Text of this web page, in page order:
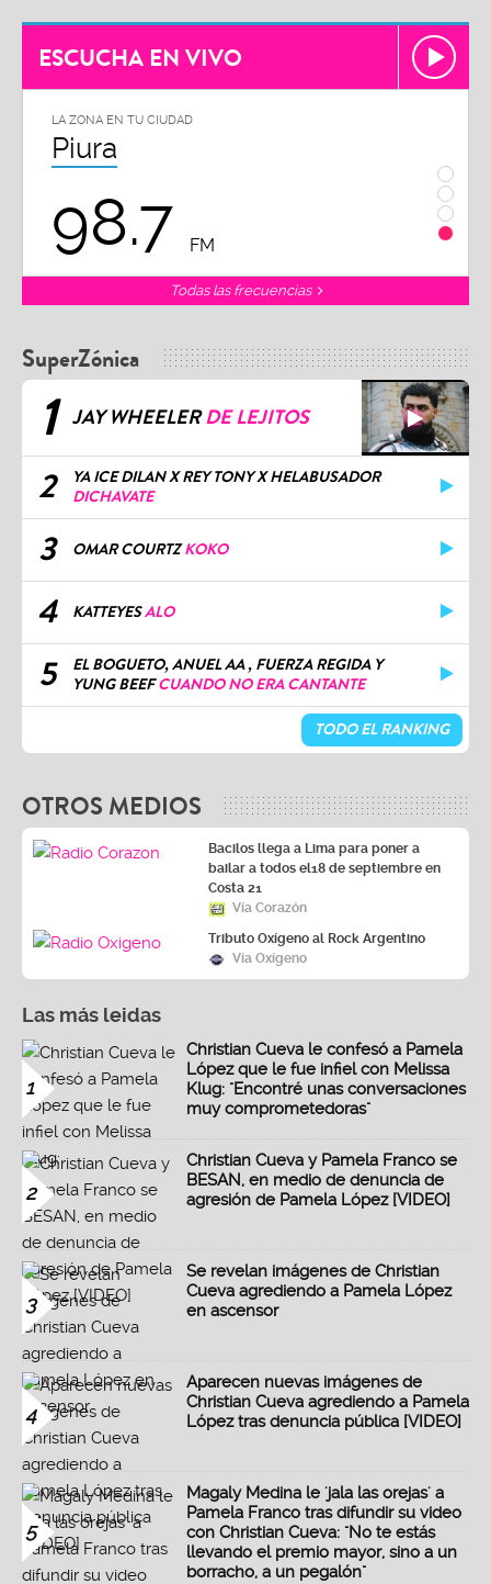
ESCUCHA EN VIVO
LA ZONA EN TU CIUDAD
Piura
98.7 FM
Todas las frecuencias
SuperZónica
1 JAY WHEELERDE LEJITOS
2
YA ICE DILAN X REY TONY X HELABUSADOR
DICHAVATE
3 OMAR COURTZKOKO
4 KATTEYESALO
5
EL BOGUETO, ANUEL AA , FUERZA REGIDA Y
YUNG BEEFCUANDO NO ERA CANTANTE
TODO EL RANKING
OTROS MEDIOS
Bacilos llega a Lima para poner a
bailar a todos el18 de septiembre en
Costa 21
Vía Corazón
Tributo Oxígeno al Rock Argentino
Vía Oxígeno
Las más leidas
1
Christian Cueva le confesó a Pamela
López que le fue infiel con Melissa
Klug: "Encontré unas conversaciones
muy comprometedoras"
2
Christian Cueva y Pamela Franco se
BESAN, en medio de denuncia de
agresión de Pamela López [VIDEO]
3
Se revelan imágenes de Christian
Cueva agrediendo a Pamela López
en ascensor
4
Aparecen nuevas imágenes de
Christian Cueva agrediendo a Pamela
López tras denuncia pública [VIDEO]
5
Magaly Medina le 'jala las orejas' a
Pamela Franco tras difundir su video
con Christian Cueva: "No te estás
llevando el premio mayor, sino a un
borracho, a un pegalón"